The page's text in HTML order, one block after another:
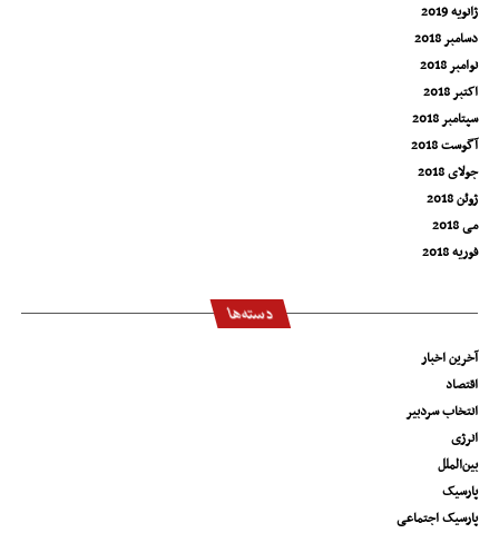
ژانویه 2019
دسامبر 2018
نوامبر 2018
اکتبر 2018
سپتامبر 2018
آگوست 2018
جولای 2018
ژوئن 2018
می 2018
فوریه 2018
دسته‌ها
آخرین اخبار
اقتصاد
انتخاب سردبیر
انرژی
بین‌الملل
پارسیک
پارسیک اجتماعی